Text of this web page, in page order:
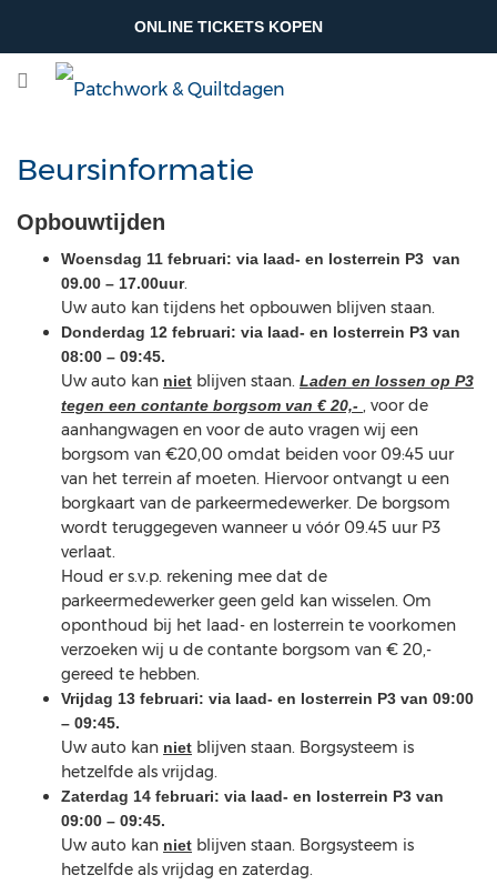
ONLINE TICKETS KOPEN
Beursinformatie
Opbouwtijden
Woensdag 11 februari: via laad- en losterrein P3 van
09.00 – 17.00uur.
Uw auto kan tijdens het opbouwen blijven staan.
Donderdag 12 februari: via laad- en losterrein P3 van
08:00 – 09:45.
Uw auto kan niet blijven staan. Laden en lossen op P3
tegen een contante borgsom van € 20,- , voor de
aanhangwagen en voor de auto vragen wij een
borgsom van €20,00 omdat beiden voor 09:45 uur
van het terrein af moeten. Hiervoor ontvangt u een
borgkaart van de parkeermedewerker. De borgsom
wordt teruggegeven wanneer u vóór 09.45 uur P3
verlaat.
Houd er s.v.p. rekening mee dat de
parkeermedewerker geen geld kan wisselen. Om
oponthoud bij het laad- en losterrein te voorkomen
verzoeken wij u de contante borgsom van € 20,-
gereed te hebben.
Vrijdag 13 februari: via laad- en losterrein P3 van 09:00
– 09:45.
Uw auto kan niet blijven staan. Borgsysteem is
hetzelfde als vrijdag.
Zaterdag 14 februari: via laad- en losterrein P3 van
09:00 – 09:45.
Uw auto kan niet blijven staan. Borgsysteem is
hetzelfde als vrijdag en zaterdag.